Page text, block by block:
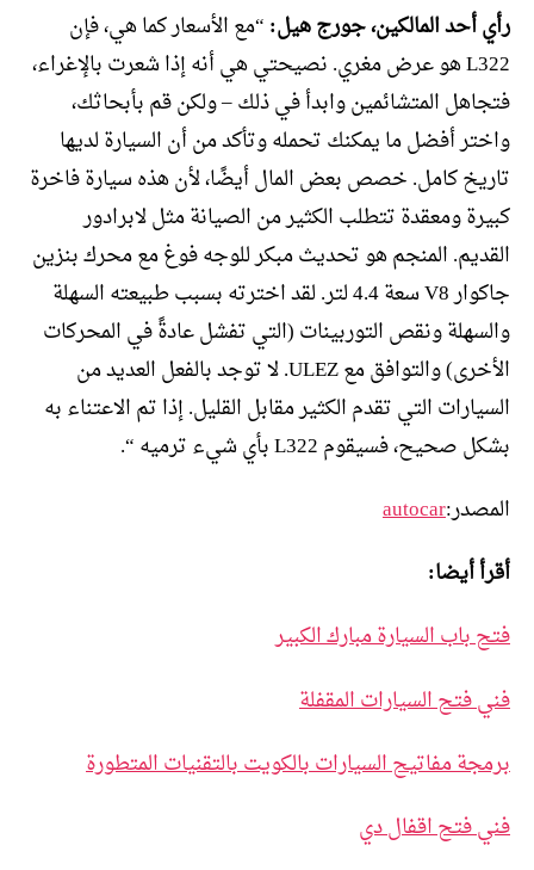
رأي أحد المالكين، جورج هيل:“مع الأسعار كما هي، فإن
L322 هو عرض مغري. نصيحتي هي أنه إذا شعرت بالإغراء،
فتجاهل المتشائمين وابدأ في ذلك – ولكن قم بأبحاثك،
واختر أفضل ما يمكنك تحمله وتأكد من أن السيارة لديها
تاريخ كامل. خصص بعض المال أيضًا، لأن هذه سيارة فاخرة
كبيرة ومعقدة تتطلب الكثير من الصيانة مثل لابرادور
القديم. المنجم هو تحديث مبكر للوجه فوغ مع محرك بنزين
جاكوار V8 سعة 4.4 لتر. لقد اخترته بسبب طبيعته السهلة
والسهلة ونقص التوربينات (التي تفشل عادةً في المحركات
الأخرى) والتوافق مع ULEZ. لا توجد بالفعل العديد من
السيارات التي تقدم الكثير مقابل القليل. إذا تم الاعتناء به
بشكل صحيح، فسيقوم L322 بأي شيء ترميه “.
المصدر:autocar
أقرأ أيضا:
فتح باب السيارة مبارك الكبير
فني فتح السيارات المقفلة
برمجة مفاتيح السيارات بالكويت بالتقنيات المتطورة
فني فتح اقفال دي